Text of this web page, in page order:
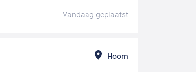
Vandaag geplaatst
Hoorn